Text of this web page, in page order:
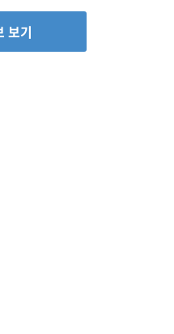
보기